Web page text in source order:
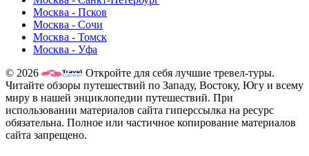
Москва - Псков
Москва - Сочи
Москва - Томск
Москва - Уфа
© 2026
Откройте для себя лучшие тревел-туры.
Читайте обзоры путешествий по Западу, Востоку, Югу и всему
миру в нашей энциклопедии путешествий. При
использовании материалов сайта гиперссылка на ресурс
обязательна. Полное или частичное копирование материалов
сайта запрещено.